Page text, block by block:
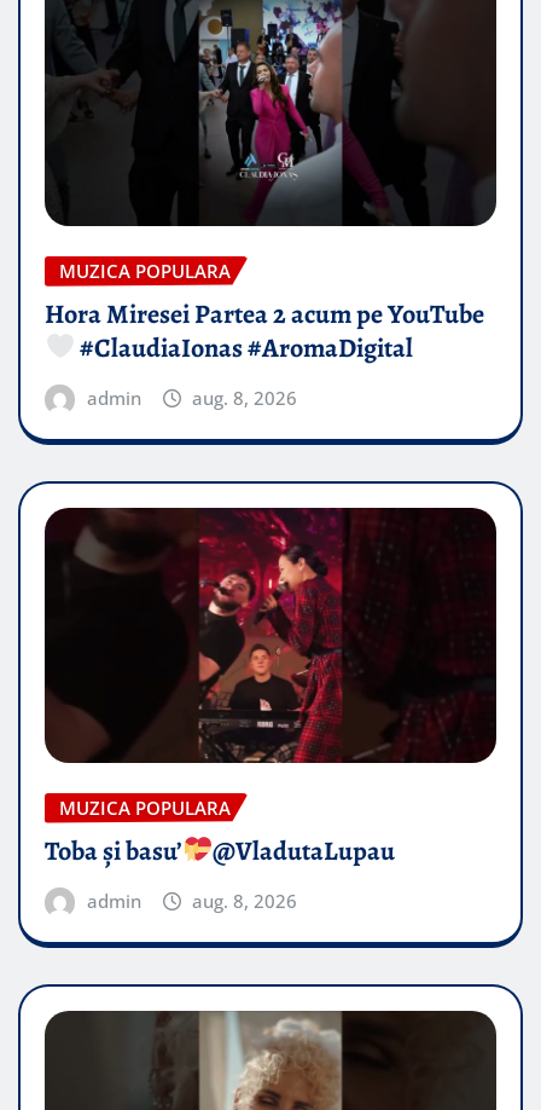
MUZICA POPULARA
Hora Miresei Partea 2 acum pe YouTube
#ClaudiaIonas #AromaDigital
admin aug. 8, 2026
MUZICA POPULARA
Toba și basu’ @VladutaLupau
admin aug. 8, 2026